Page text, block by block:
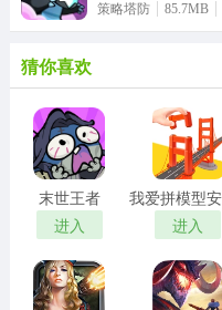
策略塔防 85.7MB
猜你喜欢
末世王者
进入
进入